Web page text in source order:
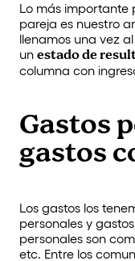
Lo más importante
pareja es nuestro
llenamos una vez
un estado de
columna con
Gastos
gastos
Los gastos los
personales y
personales son
etc. Entre los